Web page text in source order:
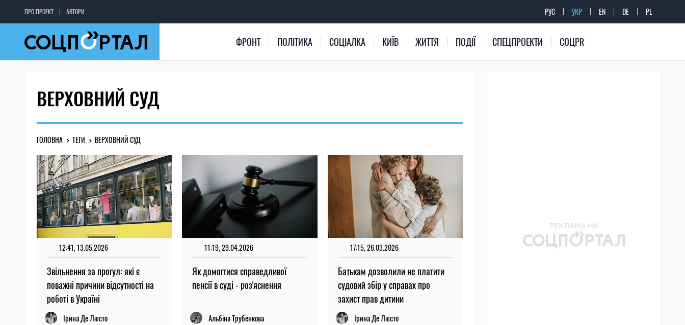
ПРО ПРОЕКТ АВТОРИ РУС УКР EN DE PL
ФРОНТ ПОЛІТИКА СОЦІАЛКА КИЇВ ЖИТТЯ ПОДІЇ СПЕЦПРОЕКТИ СОЦPR
ВЕРХОВНИЙ СУД
ГОЛОВНА ТЕГИ ВЕРХОВНИЙ СУД
12:41, 13.05.2026
Звільнення за прогул: які є
поважні причини відсутності на
роботі в Україні
Ірина Де Люсто
11:19, 29.04.2026
Як домогтися справедливої
пенсії в суді - роз'яснення
Альбіна Трубенкова
17:15, 26.03.2026
Батькам дозволили не платити
судовий збір у справах про
захист прав дитини
Ірина Де Люсто